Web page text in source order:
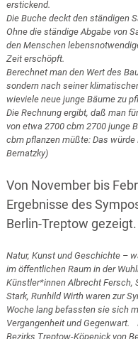
erstickend.
Die Buche deckt den ständigen
Ohne die ständige Abgabe von
den Menschen
Zeit erschöpft.
Berechnet man den Wert des
sondern nach seiner
wieviele neue junge Bäume zu
Die Rechnung ergibt, daß man
von etwa 2700 cbm 2700 junge
cbm pflanzen müßte: Das würde
Bernatzky)
Von November bis
Ergebnisse des
Berlin-Treptow gezeigt.
Natur, Kunst und Geschichte –
im öffentlichen Raum in der
Künstler*innen Albrecht Fersch,
Stark, Runhild Wirth waren zur
Woche lang befassten sie sich
Vergangenheit und Gegenwart.
Bezirks Treptow-Köpenick von